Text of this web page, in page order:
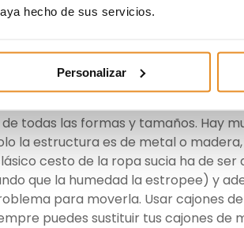
hecho de sus servicios.
Personalizar
que además aguanta muy bien en
al sol terminará en una
mucha mella en su estructura, lo
todas las formas y tamaños. Hay
la estructura es de metal o
cesto de la ropa sucia ha de ser
que la humedad la estropee) y
para moverla. Usar cajones
puedes sustituir tus cajones de